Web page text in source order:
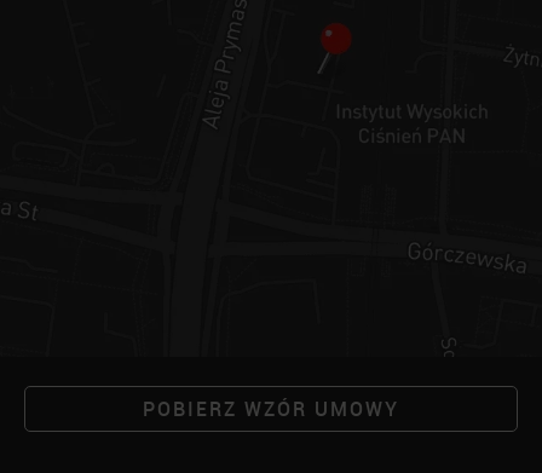
POBIERZ WZÓR UMOWY